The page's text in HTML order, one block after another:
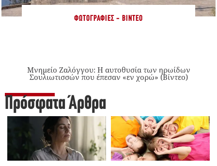
ΦΩΤΟΓΡΑΦΊΕΣ - ΒΊΝΤΕΟ
Μνημείο Ζαλόγγου: Η αυτοθυσία των ηρωίδων
Σουλιωτισσών που έπεσαν «εν χορώ» (Βίντεο)
Πρόσφατα Άρθρα